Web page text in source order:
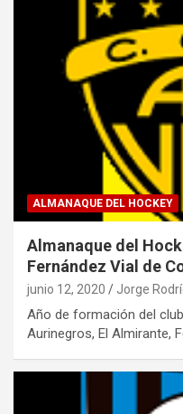
ALMANAQUE DEL HOCKEY
Almanaque del
Fernández Vial de
junio 12, 2020 Jorge
Año de formación del
Aurinegros, El Almirante,